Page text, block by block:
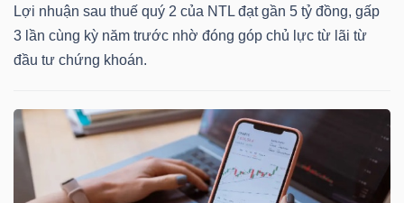
Lợi nhuận sau thuế quý 2 của NTL đạt gần 5 tỷ đồng, gấp
3 lần cùng kỳ năm trước nhờ đóng góp chủ lực từ lãi từ
đầu tư chứng khoán.
YẾU
TIÊU
YẾU